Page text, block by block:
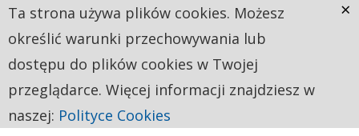
Ta strona używa plików cookies. Możesz
określić warunki przechowywania lub
dostępu do plików cookies w Twojej
przeglądarce. Więcej informacji znajdziesz w
naszej: Polityce Cookies
×